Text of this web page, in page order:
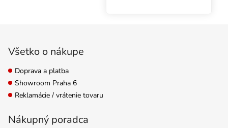
Všetko o nákupe
Doprava a platba
Showroom Praha 6
Reklamácie / vrátenie tovaru
Nákupný poradca